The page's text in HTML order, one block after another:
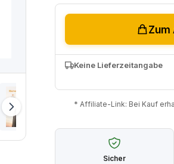
Zum
Keine Lieferzeitangabe
* Affiliate-Link: Bei Kauf
Sicher